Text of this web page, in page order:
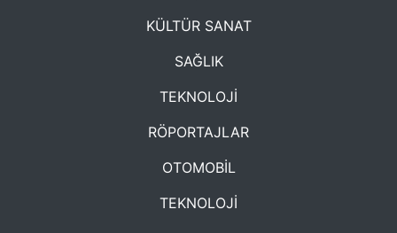
KÜLTÜR SANAT
SAĞLIK
TEKNOLOJİ
RÖPORTAJLAR
OTOMOBİL
TEKNOLOJİ